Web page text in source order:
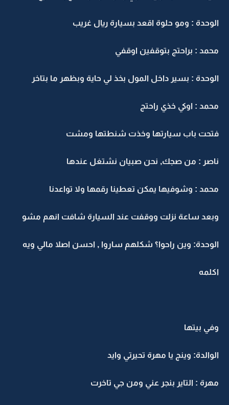
الوحدة : ومو حلوة اقعد بسيارة ريال غريب
محمد : براحتج بتوقفين اوقفي
الوحدة : بسير داخل المول بخذ لي حاية وبظهر ما بتاخر
محمد : اوكي خذي راحتج
فتحت باب سيارتها وخذت شنطتها ومشت
ناصر : من صجك, نحن صبيان نشتغل عندها
محمد : وشوفيها يمكن تعطينا رقمها ولا تواعدنا
وبعد ساعة نزلت ووقفت عند السيارة شافت انهم مشو
الوحدة: وين راحوا؟ شكلهم ساروا , احسن اصلا مالي ويه
اكلمه
وفي بيتها
الوالدة: وينج يا مهرة تحيرتي وايد
مهرة : التاير بنجر عني ومن جي تاخرت